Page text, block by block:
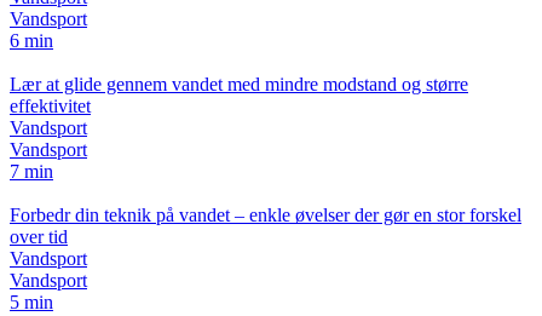
Vandsport
6 min
Lær at glide gennem vandet med mindre modstand og større
effektivitet
Vandsport
Vandsport
7 min
Forbedr din teknik på vandet – enkle øvelser der gør en stor forskel
over tid
Vandsport
Vandsport
5 min